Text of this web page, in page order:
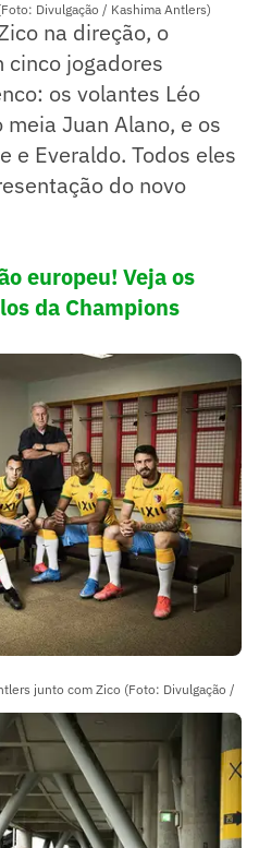
Divulgação / Kashima Antlers)
na direção, o
cinco jogadores
os volantes Léo
Juan Alano, e os
e Everaldo. Todos eles
do novo
europeu! Veja os
da Champions
junto com Zico (Foto: Divulgação /